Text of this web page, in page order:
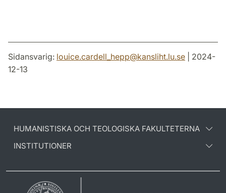
Sidansvarig: louice.cardell_hepp@kansliht.lu.se | 2024-
12-13
HUMANISTISKA OCH TEOLOGISKA FAKULTETERNA
INSTITUTIONER